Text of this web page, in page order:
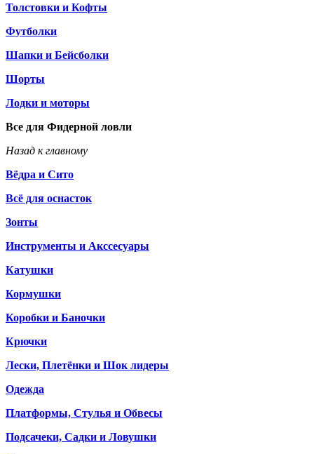
Толстовки и Кофты
Футболки
Шапки и Бейсболки
Шорты
Лодки и моторы
Все для Фидерной ловли
Назад к главному
Вёдра и Сито
Всё для оснасток
Зонты
Инструменты и Акссесуары
Катушки
Кормушки
Коробки и Баночки
Крючки
Лески, Плетёнки и Шок лидеры
Одежда
Платформы, Стулья и Обвесы
Подсачеки, Садки и Ловушки